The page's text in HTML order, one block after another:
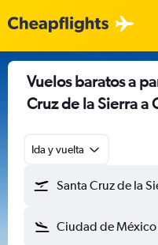
Vuelos baratos a
Cruz de la Sierra a
Ida y vuelta
Santa Cruz de la
Ciudad de México